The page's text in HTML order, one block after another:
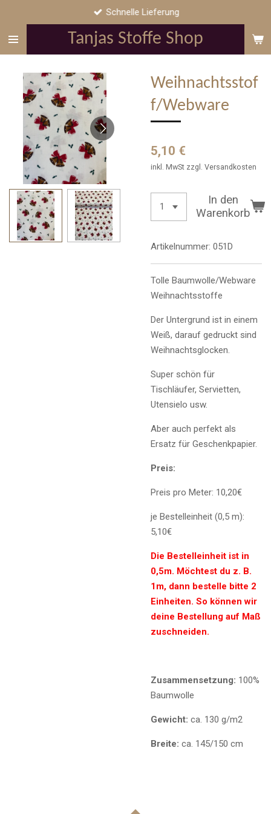
springen
Tanjas Stoffe Shop
Schnelle Lieferung
Weihnachtsstof
f/Webware
5,10 €
inkl. MwSt zzgl. Versandkosten
In den
Warenkorb
Artikelnummer: 051D
Tolle Baumwolle/Webware
Weihnachtsstoffe
Der Untergrund ist in einem
Weiß, darauf gedruckt sind
Weihnachtsglocken.
Super schön für
Tischläufer, Servietten,
Utensielo usw.
Aber auch perfekt als
Ersatz für Geschenkpapier.
Preis:
Preis pro Meter: 10,20€
je Bestelleinheit (0,5 m):
5,10€
Die Bestelleinheit ist in
0,5m. Möchtest du z. B.
1m, dann bestelle bitte 2
Einheiten. So können wir
deine Bestellung auf Maß
zuschneiden.
Zusammensetzung: 100%
Baumwolle
Gewicht: ca. 130 g/m2
Breite: ca. 145/150 cm